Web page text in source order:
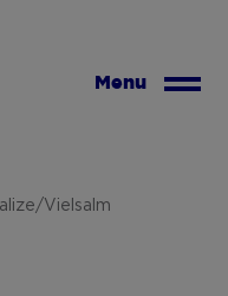
Menu
Vielsalm